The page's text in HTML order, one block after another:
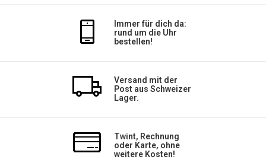
Immer für dich da:
rund um die Uhr
bestellen!
Versand mit der
Post aus Schweizer
Lager.
Twint, Rechnung
oder Karte, ohne
weitere Kosten!